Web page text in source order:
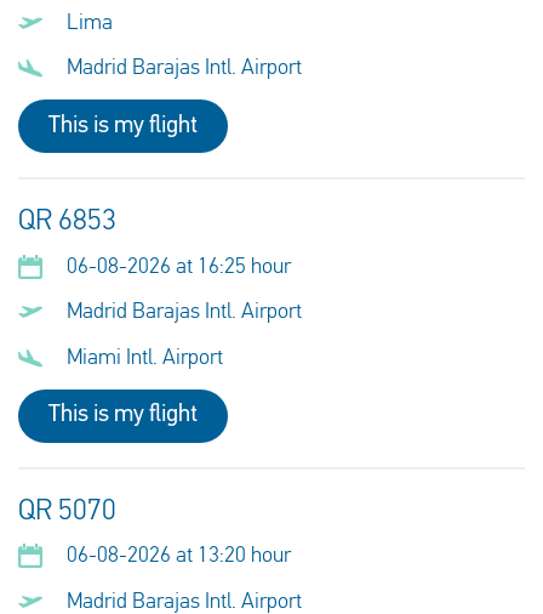
Lima
Madrid Barajas Intl. Airport
This is my flight
QR 6853
06-08-2026 at 16:25 hour
Madrid Barajas Intl. Airport
Miami Intl. Airport
This is my flight
QR 5070
06-08-2026 at 13:20 hour
Madrid Barajas Intl. Airport